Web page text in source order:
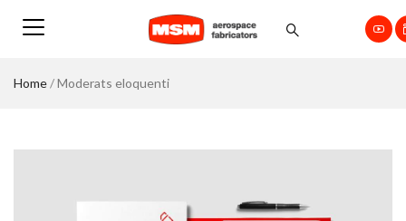
Home/Moderats eloquenti